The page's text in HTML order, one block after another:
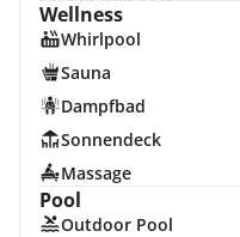
Wellness
Whirlpool
Sauna
Dampfbad
Sonnendeck
Massage
Pool
Outdoor Pool